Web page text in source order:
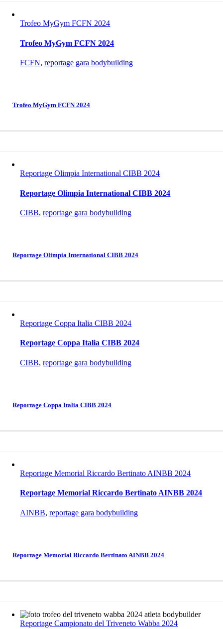
Trofeo MyGym FCFN 2024
Trofeo MyGym FCFN 2024
FCFN,reportage gara bodybuilding
Trofeo MyGym FCFN 2024
Reportage Olimpia International CIBB 2024
Reportage Olimpia International CIBB 2024
CIBB,reportage gara bodybuilding
Reportage Olimpia International CIBB 2024
Reportage Coppa Italia CIBB 2024
Reportage Coppa Italia CIBB 2024
CIBB,reportage gara bodybuilding
Reportage Coppa Italia CIBB 2024
Reportage Memorial Riccardo Bertinato AINBB 2024
Reportage Memorial Riccardo Bertinato AINBB 2024
AINBB,reportage gara bodybuilding
Reportage Memorial Riccardo Bertinato AINBB 2024
Reportage Campionato del Triveneto Wabba 2024